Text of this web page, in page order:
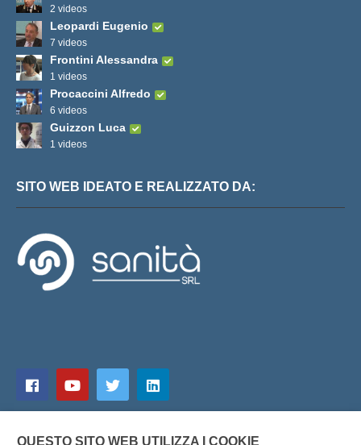
2 videos
Leopardi Eugenio
7 videos
Frontini Alessandra
1 videos
Procaccini Alfredo
6 videos
Guizzon Luca
1 videos
SITO WEB IDEATO E REALIZZATO DA:
QUESTO SITO WEB UTILIZZA I COOKIE